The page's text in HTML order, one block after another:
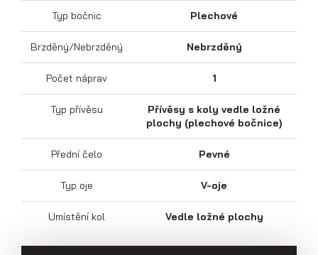
Typ bočnic Plechové
Brzděný/Nebrzděný Nebrzděný
Počet náprav 1
Typ přívěsu
Přívěsy s koly vedle ložné
plochy (plechové bočnice)
Přední čelo Pevné
Typ oje V-oje
Umístění kol Vedle ložné plochy